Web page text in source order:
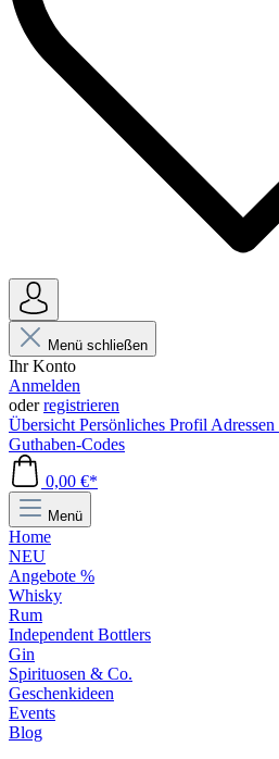
Menü schließen
Ihr Konto
Anmelden
oderregistrieren
Übersicht Persönliches Profil Adressen
Guthaben-Codes
0,00 €*
Menü
Home
NEU
Angebote %
Whisky
Rum
Independent Bottlers
Gin
Spirituosen & Co.
Geschenkideen
Events
Blog